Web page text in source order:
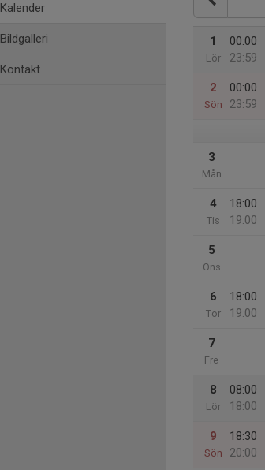
Kalender
Bildgalleri
Kontakt
1
Lör
00:00
23:59
2
Sön
00:00
23:59
3
Mån
4
Tis
18:00
19:00
5
Ons
6
Tor
18:00
19:00
7
Fre
8
Lör
08:00
18:00
9
Sön
18:30
20:00